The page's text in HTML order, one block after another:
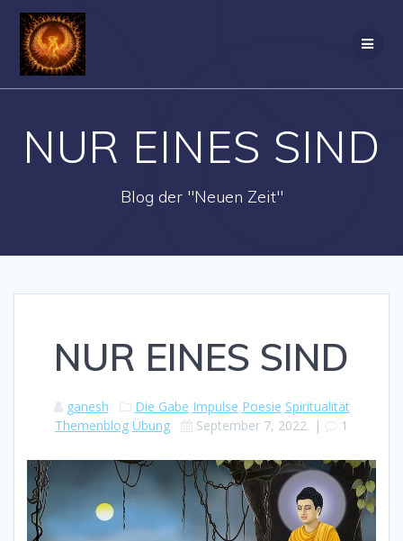
NUR EINES SIND
Blog der "Neuen Zeit"
NUR EINES SIND
ganesh Die Gabe Impulse Poesie Spiritualität
Themenblog Übung September 7, 2022 | 1